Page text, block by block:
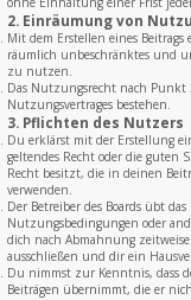
2. Einräumung von
Mit dem Erstellen eines
räumlich unbeschränktes und
zu nutzen.
Das Nutzungsrecht nach
Nutzungsvertrages bestehen.
3. Pflichten des Nutzers
Du erklärst mit der Erstellung
geltendes Recht oder die guten
Recht besitzt, die in deinen
verwenden.
Der Betreiber des Boards übt
Nutzungsbedingungen oder
dich nach Abmahnung
ausschließen und dir ein
Du nimmst zur Kenntnis, dass
Beiträgen übernimmt, die er